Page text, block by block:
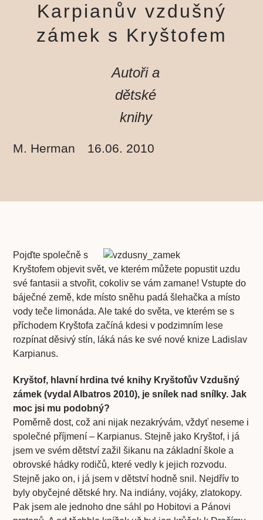
Karpianův vzdušný
zámek s Kryštofem
Autoři a
dětské
knihy
M. Herman 16.06. 2010
Pojďte společně s
Kryštofem objevit svět, ve kterém můžete popustit uzdu
své fantasii a stvořit, cokoliv se vám zamane! Vstupte do
báječné země, kde místo sněhu padá šlehačka a místo
vody teče limonáda. Ale také do světa, ve kterém se s
příchodem Kryštofa začíná kdesi v podzimním lese
rozpínat děsivý stín, láká nás ke své nové knize Ladislav
Karpianus.
Kryštof, hlavní hrdina tvé knihy Kryštofův Vzdušný
zámek (vydal Albatros 2010), je snílek nad snílky. Jak
moc jsi mu podobný?
Poměrně dost, což ani nijak nezakrývám, vždyť neseme i
společné příjmení – Karpianus. Stejně jako Kryštof, i já
jsem ve svém dětství zažil šikanu na základní škole a
obrovské hádky rodičů, které vedly k jejich rozvodu.
Stejně jako on, i já jsem v dětství hodně snil. Nejdřív to
byly obyčejné dětské hry. Na indiány, vojáky, zlatokopy.
Pak jsem ale jednoho dne sáhl po Hobitovi a Pánovi